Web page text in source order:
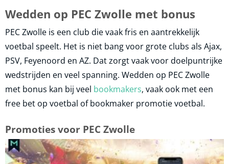
Wedden op PEC Zwolle met bonus
PEC Zwolle is een club die vaak fris en aantrekkelijk
voetbal speelt. Het is niet bang voor grote clubs als Ajax,
PSV, Feyenoord en AZ. Dat zorgt vaak voor doelpuntrijke
wedstrijden en veel spanning. Wedden op PEC Zwolle
met bonus kan bij veel bookmakers, vaak ook met een
free bet op voetbal of bookmaker promotie voetbal.
Promoties voor PEC Zwolle